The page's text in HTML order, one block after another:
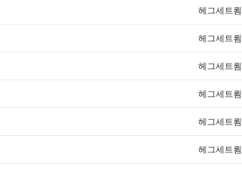
헤그세트룀
헤그세트룀
헤그세트룀
헤그세트룀
헤그세트룀
헤그세트룀